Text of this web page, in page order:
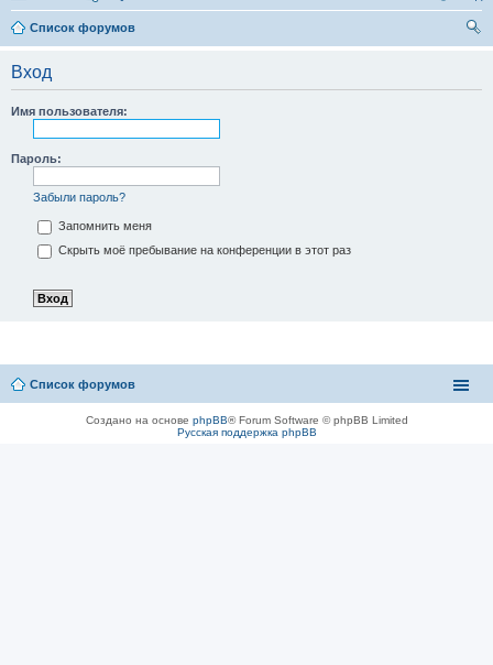
Список форумов
Вход
Имя пользователя:
Пароль:
Забыли пароль?
Запомнить меня
Скрыть моё пребывание на конференции в этот раз
Список форумов
Создано на основе phpBB® Forum Software © phpBB Limited
Русская поддержка phpBB